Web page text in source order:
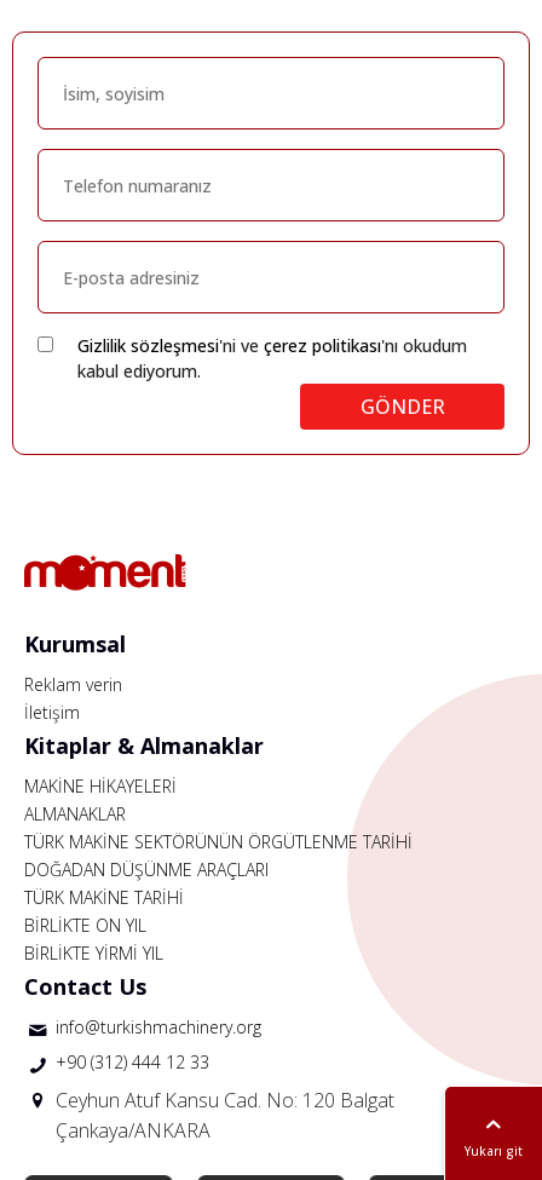
Gizlilik sözleşmesi'ni ve çerez politikası'nı okudum
kabul ediyorum.
GÖNDER
Yukarı git
Kurumsal
Reklam verin
İletişim
Kitaplar & Almanaklar
MAKİNE HİKAYELERİ
ALMANAKLAR
TÜRK MAKİNE SEKTÖRÜNÜN ÖRGÜTLENME TARİHİ
DOĞADAN DÜŞÜNME ARAÇLARI
TÜRK MAKİNE TARİHİ
BİRLİKTE ON YIL
BİRLİKTE YİRMİ YIL
Contact Us
info@turkishmachinery.org
+90 (312) 444 12 33
Ceyhun Atuf Kansu Cad. No: 120 Balgat
Çankaya/ANKARA